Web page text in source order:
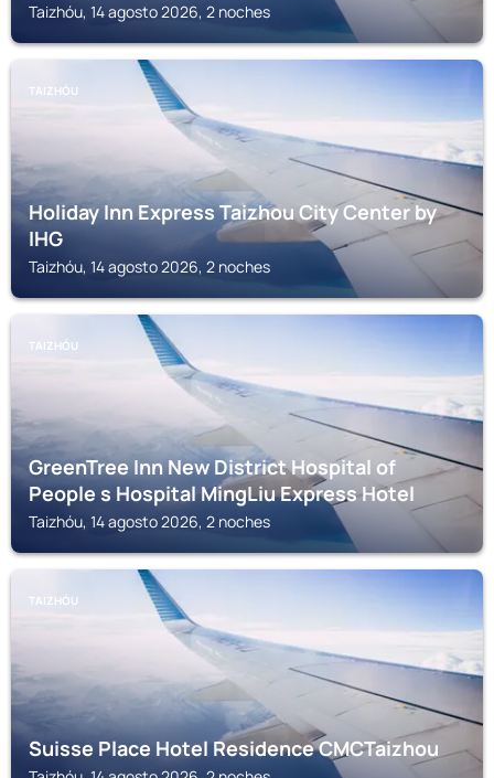
Taizhóu, 14 agosto 2026, 2 noches
TAIZHÓU
Holiday Inn Express Taizhou City Center by
IHG
Taizhóu, 14 agosto 2026, 2 noches
TAIZHÓU
GreenTree Inn New District Hospital of
People s Hospital MingLiu Express Hotel
Taizhóu, 14 agosto 2026, 2 noches
TAIZHÓU
Suisse Place Hotel Residence CMCTaizhou